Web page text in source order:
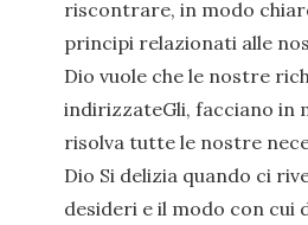
riscontrare, in modo
principi relazionati alle
Dio vuole che le nostre
indirizzateGli, facciano in
risolva tutte le nostre
Dio Si delizia quando ci
desideri e il modo con cui